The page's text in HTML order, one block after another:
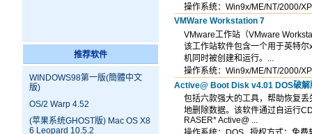
推荐软件
WINDOWS98第一版(簡體中文
版)
OS/2 Warp 4.52
(苹果系统GHOST版) Mac OS X8
6 Leopard 10.5.2
操作系统：Win9x/ME/NT/2000/
VMWare Workstation 7
VMware工作站（VMware
该工作站软件包含一个用于英特
机同时被创建和运行。...
操作系统：Win9x/ME/NT/2000/
Active@ Boot Disk v4.01 DOS破解
包括六款强大的工具，帮助恢复
地删除数据。该软件通过自运行
RASER* Active@ ...